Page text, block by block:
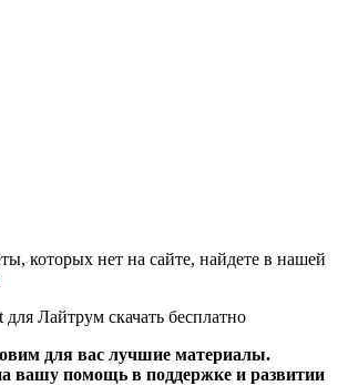
которых нет на сайте, найдете в нашей
для вас лучшие материалы.
вашу помощь в поддержке и развитии